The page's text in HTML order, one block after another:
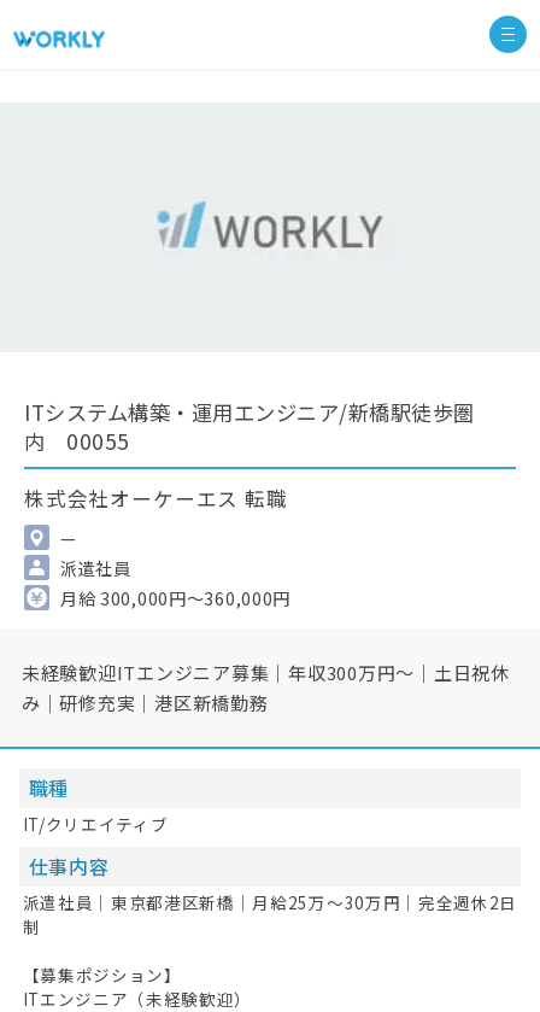
ITシステム構築・運用エンジニア/新橋駅徒歩圏
内 00055
株式会社オーケーエス 転職
—
派遣社員
月給 300,000円～360,000円
未経験歓迎ITエンジニア募集｜年収300万円～｜土日祝休
み｜研修充実｜港区新橋勤務
職種
IT/クリエイティブ
仕事内容
派遣社員│東京都港区新橋│月給25万～30万円│完全週休2日
制
【募集ポジション】
ITエンジニア（未経験歓迎）